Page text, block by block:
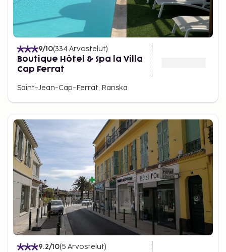
9/10(334 Arvostelut)
Boutique Hôtel & Spa la Villa
Cap Ferrat
Saint-Jean-Cap-Ferrat, Ranska
9.2/10(5 Arvostelut)